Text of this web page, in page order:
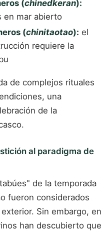
(chinedkeran):
en mar abierto
(chinitaotao): el
requiere la
de complejos rituales
una
de la
al paradigma de
de la temporada
fueron considerados
Sin embargo, en
han descubierto que